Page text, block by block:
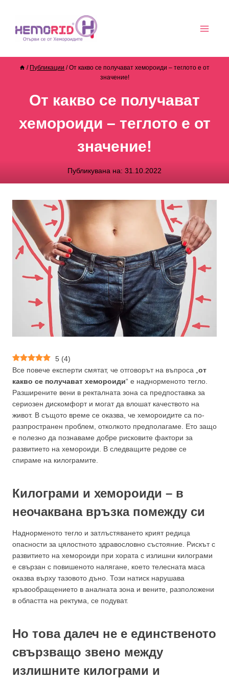
/ Публикации / От какво се получават хемороиди – теглото е от
значение!
От какво се получават
хемороиди – теглото е от
значение!
Публикувана на: 31.10.2022
5 (4)
Все повече експерти смятат, че отговорът на въпроса „ от
какво се получават хемороиди“ е наднорменото тегло.
Разширените вени в ректалната зона са предпоставка за
сериозен дискомфорт и могат да влошат качеството на
живот. В същото време се оказва, че хемороидите са по-
разпространен проблем, отколкото предполагаме. Ето защо
е полезно да познаваме добре рисковите фактори за
развитието на хемороиди. В следващите редове се
спираме на килограмите.
Килограми и хемороиди – в
неочаквана връзка помежду си
Наднорменото тегло и затлъстяването крият редица
опасности за цялостното здравословно състояние. Рискът с
развитието на хемороиди при хората с излишни килограми
е свързан с повишеното налягане, което телесната маса
оказва върху тазовото дъно. Този натиск нарушава
кръвообращението в аналната зона и вените, разположени
в областта на ректума, се подуват.
Но това далеч не е единственото
свързващо звено между
излишните килограми и